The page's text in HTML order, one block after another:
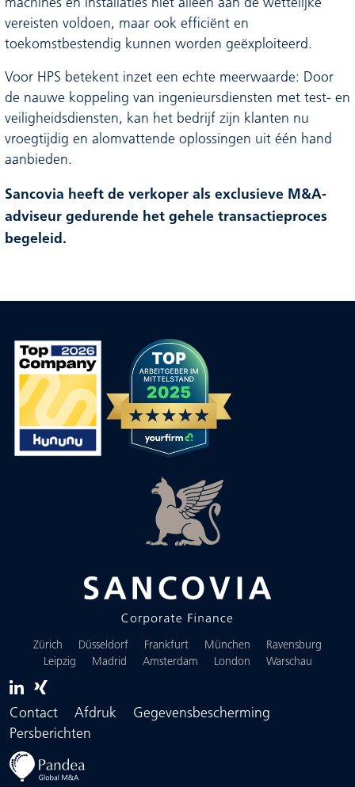
machines en installaties niet alleen aan de wettelijke
vereisten voldoen, maar ook efficiënt en
toekomstbestendig kunnen worden geëxploiteerd.
Voor HPS betekent inzet een echte meerwaarde: Door
de nauwe koppeling van ingenieursdiensten met test- en
veiligheidsdiensten, kan het bedrijf zijn klanten nu
vroegtijdig en alomvattende oplossingen uit één hand
aanbieden.
Sancovia heeft de verkoper als exclusieve M&A-
adviseur gedurende het gehele transactieproces
begeleid.
Zürich Düsseldorf Frankfurt München
Ravensburg
Leipzig
Madrid Amsterdam London Warschau
Contact Afdruk
Gegevensbescherming
Persberichten